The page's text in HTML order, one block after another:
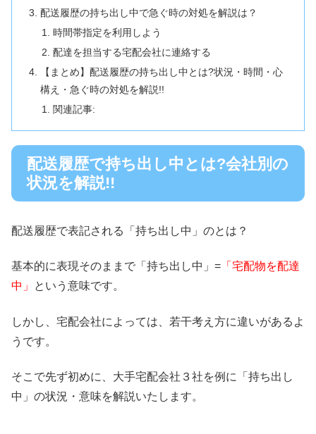
配送履歴の持ち出し中で急ぐ時の対処を解説は？
時間帯指定を利用しよう
配達を担当する宅配会社に連絡する
【まとめ】配送履歴の持ち出し中とは?状況・時間・心
構え・急ぐ時の対処を解説!!
関連記事:
配送履歴で持ち出し中とは?会社別の
状況を解説!!
配送履歴で表記される「持ち出し中」のとは？
基本的に表現そのままで「持ち出し中」= 「宅配物を配達
中」
という意味です。
しかし、宅配会社によっては、若干考え方に違いがあるよ
うです。
そこで先ず初めに、大手宅配会社３社を例に「持ち出し
中」の状況・意味を解説いたします。